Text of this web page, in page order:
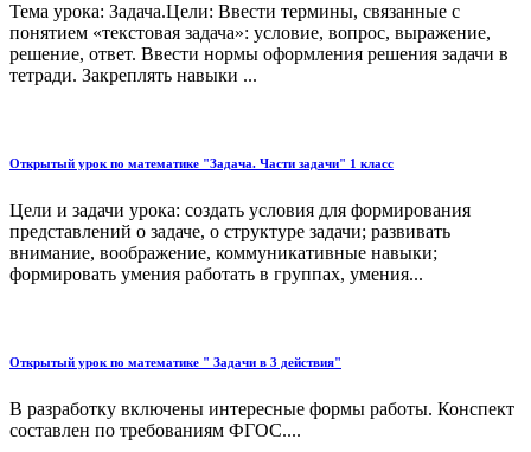
Тема урока: Задача.Цели: Ввести термины, связанные с
понятием «текстовая задача»: условие, вопрос, выражение,
решение, ответ. Ввести нормы оформления решения задачи в
тетради. Закреплять навыки ...
Открытый урок по математике "Задача. Части задачи" 1 класс
Цели и задачи урока: создать условия для формирования
представлений о задаче, о структуре задачи; развивать
внимание, воображение, коммуникативные навыки;
формировать умения работать в группах, умения...
Открытый урок по математике " Задачи в 3 действия"
В разработку включены интересные формы работы. Конспект
составлен по требованиям ФГОС....